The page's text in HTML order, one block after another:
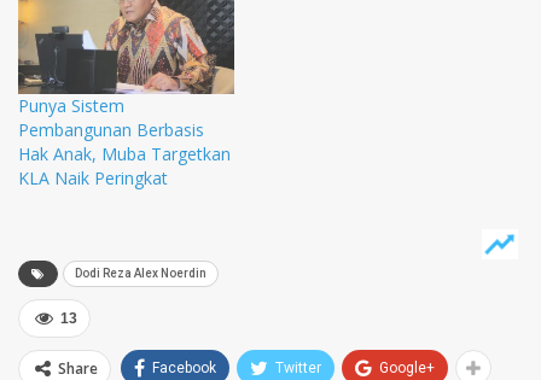
Punya Sistem
Pembangunan Berbasis
Hak Anak, Muba Targetkan
KLA Naik Peringkat
Dodi Reza Alex Noerdin
13
Share Facebook Twitter Google+